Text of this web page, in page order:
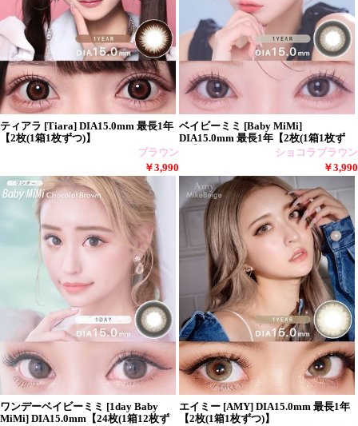
ティアラ [Tiara] DIA15.0mm 最長1年
【2枚(1箱1枚ずつ)】
ブラウン
￥3,990
ベイビーミミ [Baby MiMi]
DIA15.0mm 最長1年【2枚(1箱1枚ず
ショコラブラウン
￥3,990
ワンデーベイビーミミ [1day Baby
MiMi] DIA15.0mm【24枚(1箱12枚ず
エイミー [AMY] DIA15.0mm 最長1年
【2枚(1箱1枚ずつ)】